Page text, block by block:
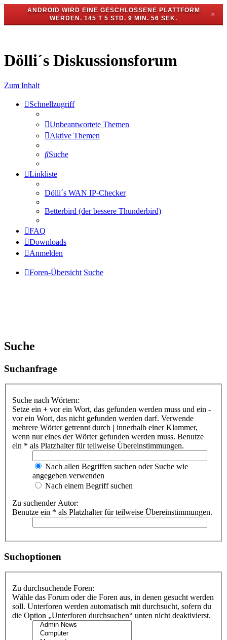
ANDROID WIRD EINE GESCHLOSSENE PLATTFORM
WERDEN. 145 T 5 STD. 9 MIN. 56 SEK.
✕
Dölli´s Diskussionsforum
Zum Inhalt
Schnellzugriff
Unbeantwortete Themen
Aktive Themen
Suche
Linkliste
Dölli´s WAN IP-Checker
Betterbird (der bessere Thunderbird)
FAQ
Downloads
Anmelden
Foren-Übersicht Suche
Suche
Suchanfrage
Suche nach Wörtern:
Setze ein + vor ein Wort, das gefunden werden muss und ein -
vor ein Wort, das nicht gefunden werden darf. Verwende
mehrere Wörter getrennt durch | innerhalb einer Klammer,
wenn nur eines der Wörter gefunden werden muss. Benutze
ein * als Platzhalter für teilweise Übereinstimmungen.
Nach allen Begriffen suchen oder Suche wie
angegeben verwenden
Nach einem Begriff suchen
Zu suchender Autor:
Benutze ein * als Platzhalter für teilweise Übereinstimmungen.
Suchoptionen
Zu durchsuchende Foren:
Wähle das Forum oder die Foren aus, in denen gesucht werden
soll. Unterforen werden automatisch mit durchsucht, sofern du
die Option „Unterforen durchsuchen“ unten nicht deaktivierst.